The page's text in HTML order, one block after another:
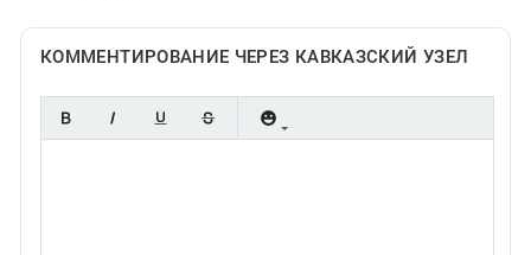
КОММЕНТИРОВАНИЕ ЧЕРЕЗ КАВКАЗСКИЙ УЗЕЛ